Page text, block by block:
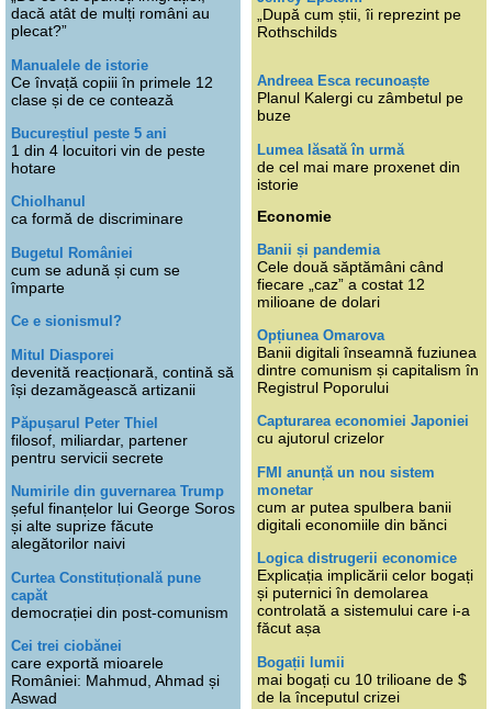
dacă atât de mulți români au
plecat?”
Manualele de istorie
Ce învață copiii în primele 12
clase și de ce contează
Bucureștiul peste 5 ani
1 din 4 locuitori vin de peste
hotare
Chiolhanul
ca formă de discriminare
Bugetul României
cum se adună și cum se
împarte
Ce e sionismul?
Mitul Diasporei
devenită reacționară, contină să
își dezamăgească artizanii
Păpușarul Peter Thiel
filosof, miliardar, partener
pentru servicii secrete
Numirile din guvernarea Trump
șeful finanțelor lui George Soros
și alte suprize făcute
alegătorilor naivi
Curtea Constituțională pune
capăt
democrației din post-comunism
Cei trei ciobănei
care exportă mioarele
României: Mahmud, Ahmad și
Aswad
„După cum știi, îi reprezint pe
Rothschilds
Andreea Esca recunoaște
Planul Kalergi cu zâmbetul pe
buze
Lumea lăsată în urmă
de cel mai mare proxenet din
istorie
Economie
Banii și pandemia
Cele două săptămâni când
fiecare „caz” a costat 12
milioane de dolari
Opțiunea Omarova
Banii digitali înseamnă fuziunea
dintre comunism și capitalism în
Registrul Poporului
Capturarea economiei Japoniei
cu ajutorul crizelor
FMI anunță un nou sistem
monetar
cum ar putea spulbera banii
digitali economiile din bănci
Logica distrugerii economice
Explicația implicării celor bogați
și puternici în demolarea
controlată a sistemului care i-a
făcut așa
Bogații lumii
mai bogați cu 10 trilioane de $
de la începutul crizei